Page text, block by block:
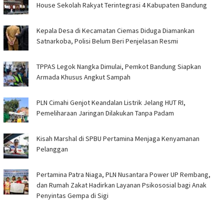
House Sekolah Rakyat Terintegrasi 4 Kabupaten Bandung
Kepala Desa di Kecamatan Ciemas Diduga Diamankan
Satnarkoba, Polisi Belum Beri Penjelasan Resmi
TPPAS Legok Nangka Dimulai, Pemkot Bandung Siapkan
Armada Khusus Angkut Sampah
PLN Cimahi Genjot Keandalan Listrik Jelang HUT RI,
Pemeliharaan Jaringan Dilakukan Tanpa Padam
Kisah Marshal di SPBU Pertamina Menjaga Kenyamanan
Pelanggan
Pertamina Patra Niaga, PLN Nusantara Power UP Rembang,
dan Rumah Zakat Hadirkan Layanan Psikososial bagi Anak
Penyintas Gempa di Sigi